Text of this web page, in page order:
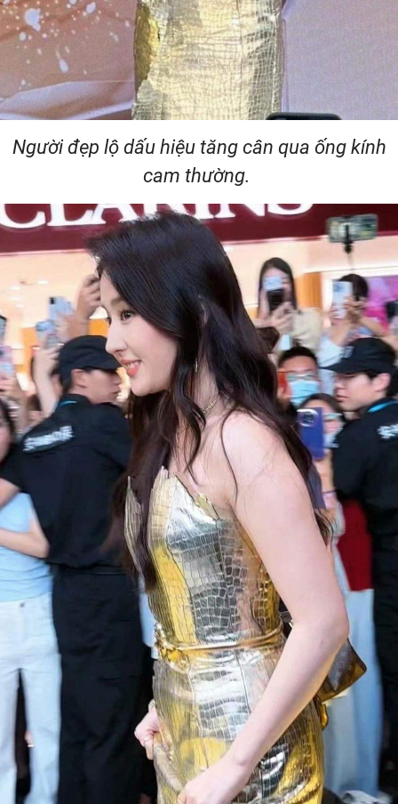
Người đẹp lộ dấu hiệu tăng cân qua ống kính
cam thường.